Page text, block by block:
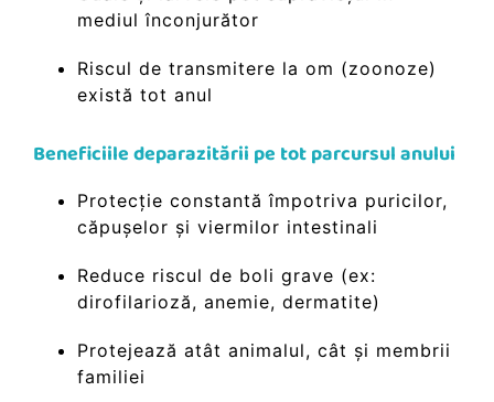
mediul înconjurător
Riscul de transmitere la om (zoonoze)
există tot anul
Beneficiile deparazitării pe tot parcursul anului
Protecție constantă împotriva puricilor,
căpușelor și viermilor intestinali
Reduce riscul de boli grave (ex:
dirofilarioză, anemie, dermatite)
Protejează atât animalul, cât și membrii
familiei